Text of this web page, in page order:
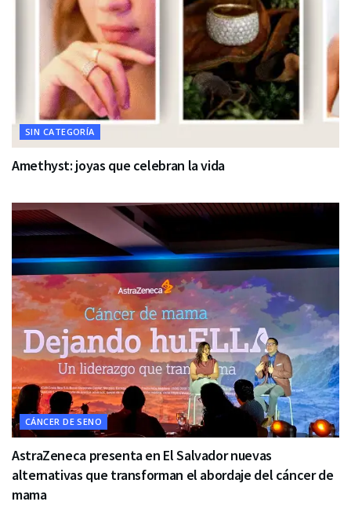
SIN CATEGORÍA
Amethyst: joyas que celebran la vida
CÁNCER DE SENO
AstraZeneca presenta en El Salvador nuevas
alternativas que transforman el abordaje del cáncer de
mama